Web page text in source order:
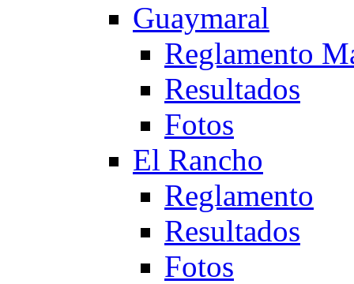
Guaymaral
Reglamento
Resultados
Fotos
El Rancho
Reglamento
Resultados
Fotos